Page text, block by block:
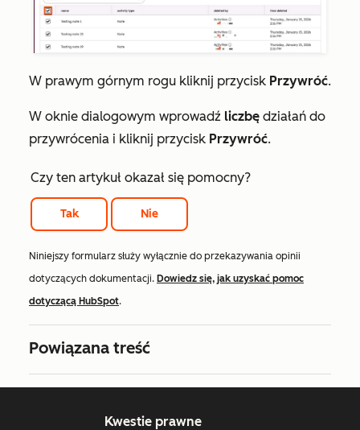
W prawym górnym rogu kliknij przycisk Przywróć.
W oknie dialogowym wprowadź liczbę działań do
przywrócenia i kliknij przycisk Przywróć.
Czy ten artykuł okazał się pomocny?
Tak Nie
Niniejszy formularz służy wyłącznie do przekazywania opinii
dotyczących dokumentacji. Dowiedz się, jak uzyskać pomoc
dotyczącą HubSpot.
Powiązana treść
Kwestie prawne